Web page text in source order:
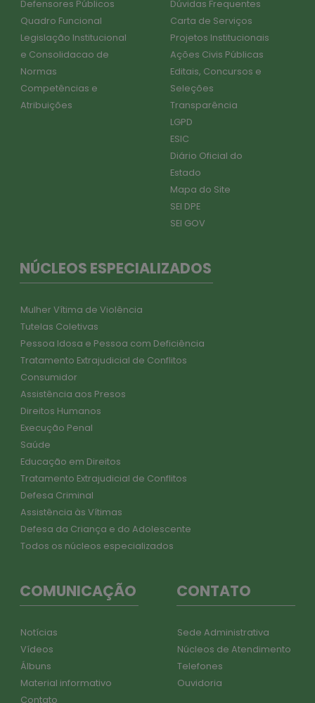
Quadro Funcional
Legislação Institucional
e Consolidacao de
Normas
Competências e
Atribuições
Carta de Serviços
Projetos Institucionais
Ações Civis Públicas
Editais, Concursos e
Seleções
Transparência
LGPD
ESIC
Diário Oficial do
Estado
Mapa do Site
SEI DPE
SEI GOV
NÚCLEOS ESPECIALIZADOS
Tutelas Coletivas
Pessoa Idosa e Pessoa com Deficiência
Tratamento Extrajudicial de Conflitos
Consumidor
Assistência aos Presos
Direitos Humanos
Execução Penal
Saúde
Educação em Direitos
Tratamento Extrajudicial de Conflitos
Defesa Criminal
Assistência às Vítimas
Defesa da Criança e do Adolescente
Todos os núcleos especializados
Vídeos
Álbuns
Material informativo
Contato
Núcleos de Atendimento
Telefones
Ouvidoria